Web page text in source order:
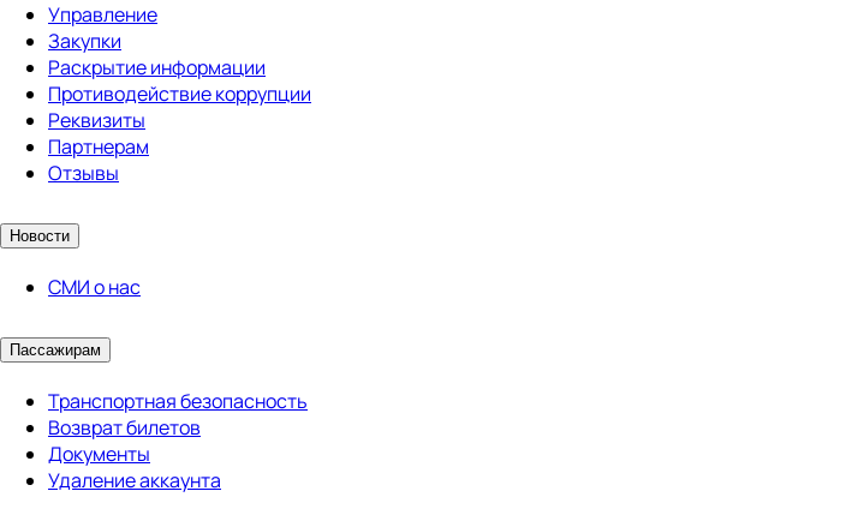
Управление
Закупки
Раскрытие информации
Противодействие коррупции
Реквизиты
Партнерам
Отзывы
Новости
СМИ о нас
Пассажирам
Транспортная безопасность
Возврат билетов
Документы
Удаление аккаунта